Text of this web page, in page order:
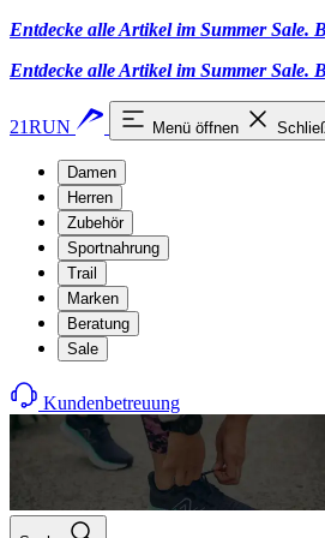
Entdecke alle Artikel im Summer Sale.
Entdecke alle Artikel im Summer Sale.
21RUN Menü öffnen
Damen
Herren
Zubehör
Sportnahrung
Trail
Marken
Beratung
Sale
Kundenbetreuung